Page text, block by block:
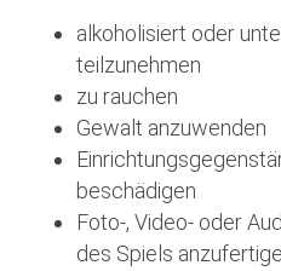
alkoholisiert oder
teilzunehmen
zu rauchen
Gewalt anzuwenden
beschädigen
Foto-, Video- oder
des Spiels